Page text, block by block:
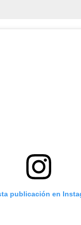
publicación en